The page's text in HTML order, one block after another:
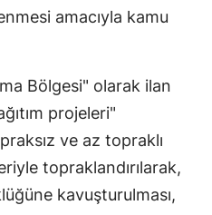
Kars
Kastamonu
Kayseri
Kırklareli
amacıyla kamu
Bölgesi" olarak ilan
projeleri"
ve az topraklı
topraklandırılarak,
kavuşturulması,